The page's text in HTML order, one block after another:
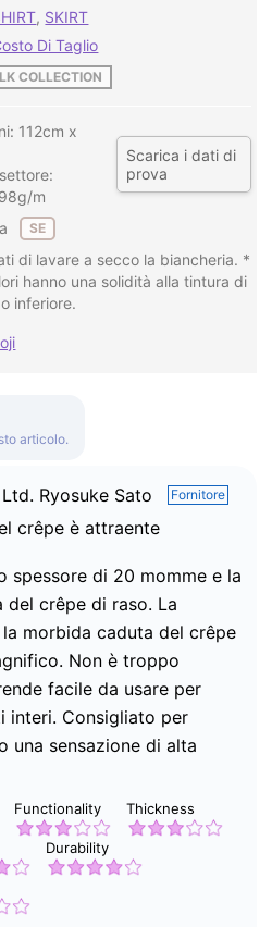
, SKIRT
Di Taglio
COLLECTION
112cm x
m
Scarica i dati di
prova
SE
di lavare a secco la biancheria. *
hanno una solidità alla tintura di
inferiore.
articolo.
Ryosuke Sato Fornitore
crêpe è attraente
spessore di 20 momme e la
crêpe di raso. La
morbida caduta del crêpe
Non è troppo
facile da usare per
interi. Consigliato per
una sensazione di alta
Functionality Thickness
Durability